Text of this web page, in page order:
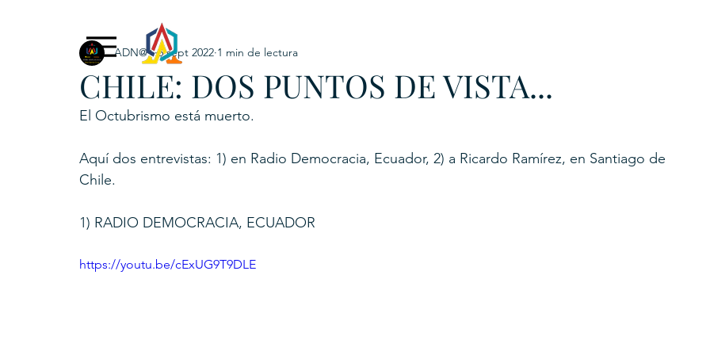
5. CSPINC.TECH
Exclusive Content ADNPL IGRP LATAM2021
CHILE: DOS PUNTOS DE VISTA...
ADN@+ 6 sept 2022 1 min de lectura
El Octubrismo está muerto.
Aquí dos entrevistas: 1) en Radio Democracia, Ecuador, 2) a Ricardo Ramírez, en Santiago de
Chile.
1) RADIO DEMOCRACIA, ECUADOR
https://youtu.be/cExUG9T9DLE